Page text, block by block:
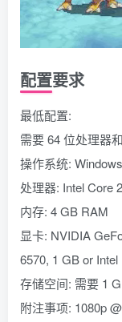
配置要求
最低配置:
需要 64 位处理器
操作系统:
处理器: Intel Core
内存: 4 GB RAM
显卡: NVIDIA
6570, 1 GB or
存储空间: 需要 1
附注事项: 1080p